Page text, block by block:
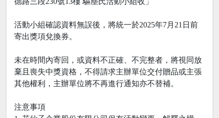
活動小組確認資料無誤後，將統一於2025年7月21日前
寄出獎項兌換券。
未在時間內寄回，或資料不正確、不完整者，將視同放
棄且喪失中獎資格，不得請求主辦單位交付贈品或主張
其他權利，主辦單位將不再進行通知亦不替補。
注意事項